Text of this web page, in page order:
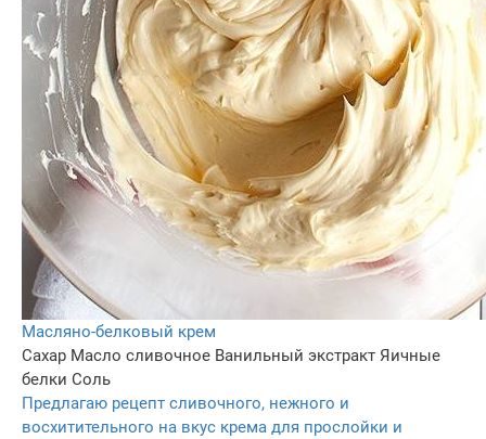
Масляно-белковый крем
Сахар Масло сливочное Ванильный экстракт Яичные
белки Соль
Предлагаю рецепт сливочного, нежного и
восхитительного на вкус крема для прослойки и